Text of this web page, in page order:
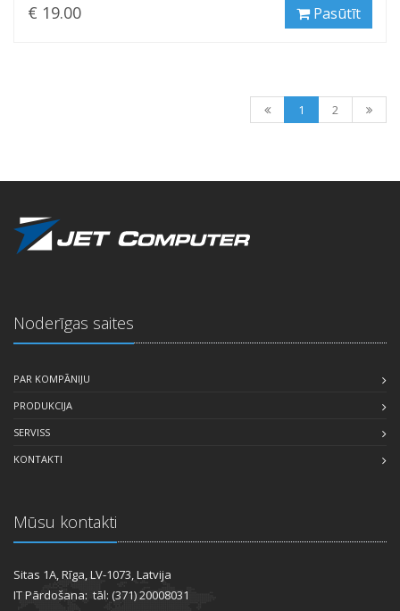
€ 19.00 Pasūtīt
1 2
Noderīgas saites
PAR KOMPĀNIJU
PRODUKCIJA
SERVISS
KONTAKTI
Mūsu kontakti
Sitas 1A, Rīga, LV-1073, Latvija
IT Pārdošana: tāl: (371) 20008031